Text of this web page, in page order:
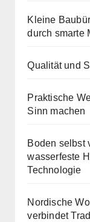
Kleine
durch smarte
Qualität und
Praktische
Sinn machen
Boden selbst
wasserfeste
Technologie
Nordische
verbindet